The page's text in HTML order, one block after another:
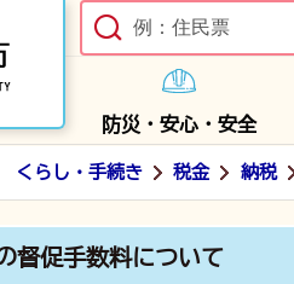
防災・安心・安全
くらし・手続き 税金 納税
督促手数料について